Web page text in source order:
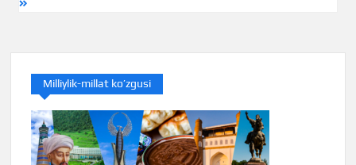
Milliylik-millat ko’zgusi